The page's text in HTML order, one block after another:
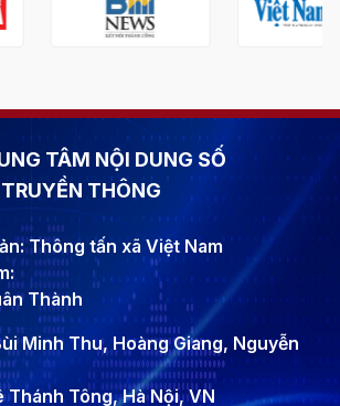
TÂM NỘI DUNG SỐ
THÔNG
Thông tấn xã Việt Nam
Thành
Minh Thu, Hoàng Giang, Nguyễn
Thánh Tông, Hà Nội, VN